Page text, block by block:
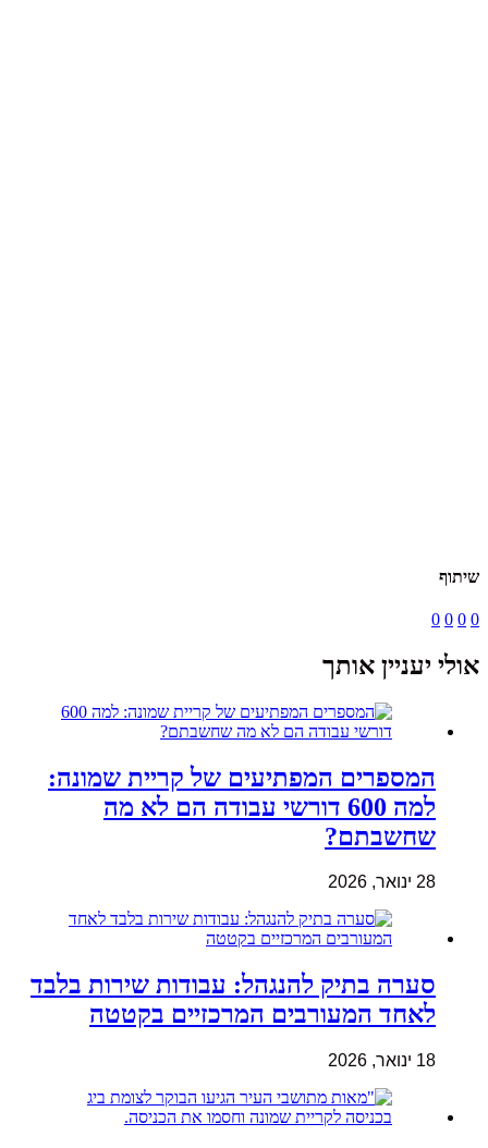
שיתוף
0
0
0
0
אולי יעניין אותך
המספרים המפתיעים של קריית שמונה:
למה 600 דורשי עבודה הם לא מה
שחשבתם?
28 ינואר, 2026
סערה בתיק להנגהל: עבודות שירות בלבד
לאחד המעורבים המרכזיים בקטטה
18 ינואר, 2026